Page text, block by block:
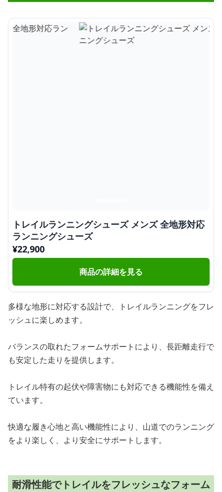
トレイルランニングシューズ メンズ 全地形対応
ランニングシューズ
¥22,900
商品の詳細を見る
多様な地形に対応する設計で、トレイルランニングをフレ
ッシュに楽しめます。
バランスの取れたフォームサポートにより、長距離走行で
も安定した走りを提供します。
トレイル特有の起伏や障害物にも対応できる機能性を備え
ています。
快適な履き心地と高い機能性により、山道でのランニング
をより楽しく、より安全にサポートします。
耐滑性能でトレイルをフレッシュなフォーム